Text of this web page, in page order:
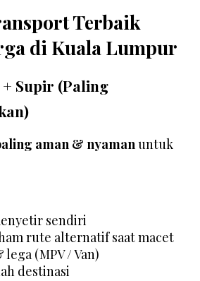
Terbaik
di Kuala Lumpur
Supir (Paling
aman & nyamanuntuk
sendiri
rute alternatif saat macet
(MPV / Van)
destinasi